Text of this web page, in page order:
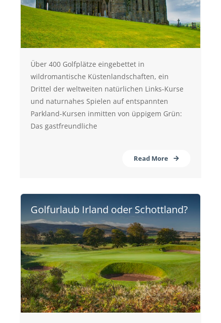
Über 400 Golfplätze eingebettet in
wildromantische Küstenlandschaften, ein
Drittel der weltweiten natürlichen Links-Kurse
und naturnahes Spielen auf entspannten
Parkland-Kursen inmitten von üppigem Grün:
Das gastfreundliche
Read More
Golfurlaub Irland oder Schottland?